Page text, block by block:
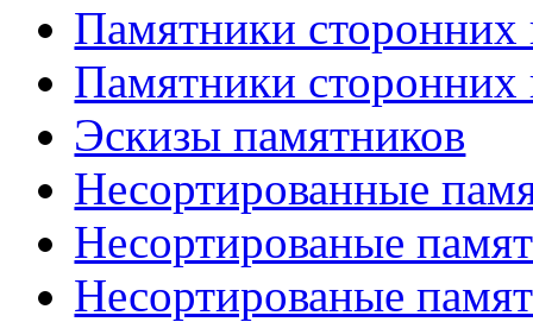
Памятники сторонних
Памятники сторонних
Эскизы памятников
Несортированные
Несортированые
Несортированые